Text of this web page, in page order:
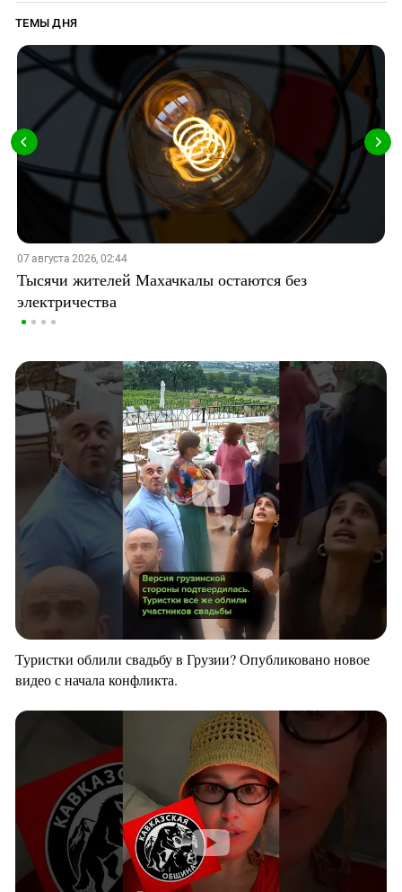
ТЕМЫ ДНЯ
07 августа 2026, 02:44
Тысячи жителей Махачкалы остаются без
электричества
Туристки облили свадьбу в Грузии? Опубликовано новое
видео с начала конфликта.